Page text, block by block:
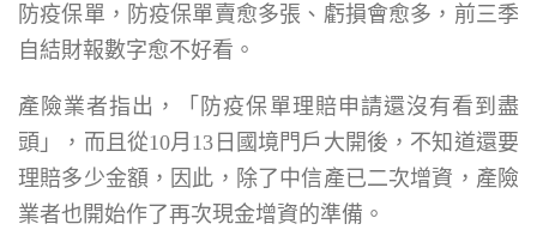
防疫保單，防疫保單賣愈多張、虧損會愈多，前三季
自結財報數字愈不好看。
產險業者指出，「防疫保單理賠申請還沒有看到盡
頭」，而且從10月13日國境門戶大開後，不知道還要
理賠多少金額，因此，除了中信產已二次增資，產險
業者也開始作了再次現金增資的準備。